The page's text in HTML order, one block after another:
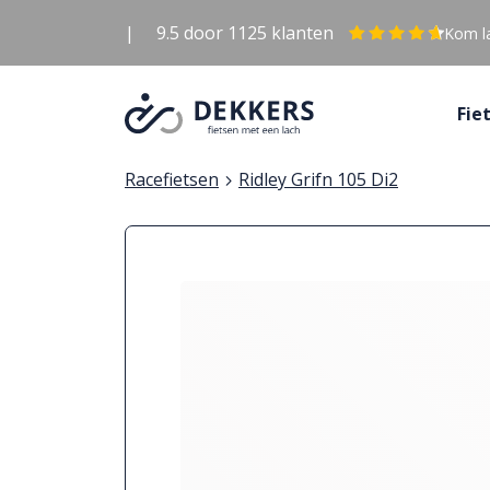
| 9.5 door 1125 klanten Kom
Racefietsen Ridley Grifn 105 Di2